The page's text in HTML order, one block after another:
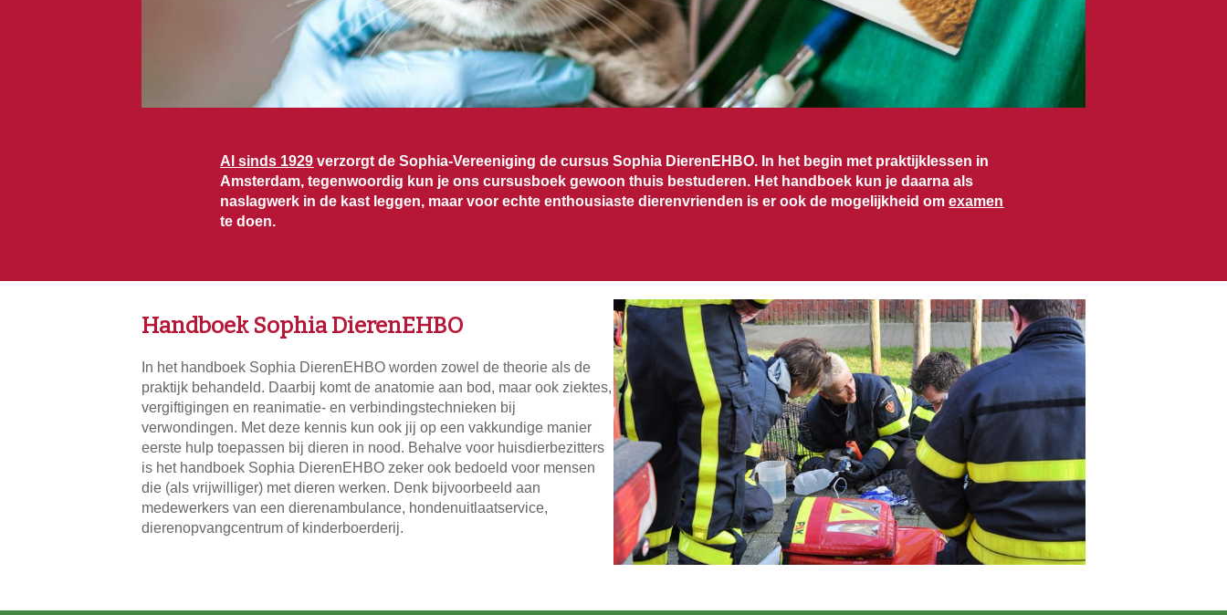
Al sinds 1929 verzorgt de Sophia-Vereeniging de cursus Sophia DierenEHBO. In het begin met praktijklessen in
Amsterdam, tegenwoordig kun je ons cursusboek gewoon thuis bestuderen. Het handboek kun je daarna als
naslagwerk in de kast leggen, maar voor echte enthousiaste dierenvrienden is er ook de mogelijkheid omexamen
te doen.
Handboek Sophia DierenEHBO
In het handboek Sophia DierenEHBO worden zowel de theorie als de
praktijk behandeld. Daarbij komt de anatomie aan bod, maar ook ziektes,
vergiftigingen en reanimatie- en verbindingstechnieken bij
verwondingen. Met deze kennis kun ook jij op een vakkundige manier
eerste hulp toepassen bij dieren in nood. Behalve voor huisdierbezitters
is het handboek Sophia DierenEHBO zeker ook bedoeld voor mensen
die (als vrijwilliger) met dieren werken. Denk bijvoorbeeld aan
medewerkers van een dierenambulance, hondenuitlaatservice,
dierenopvangcentrum of kinderboerderij.